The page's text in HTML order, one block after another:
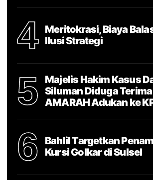
4
Meritokrasi, Biaya
Ilusi Strategi
5
Majelis Hakim Kasus
Siluman Diduga
AMARAH Adukan ke
6
Bahlil Targetkan
Kursi Golkar di Sulsel